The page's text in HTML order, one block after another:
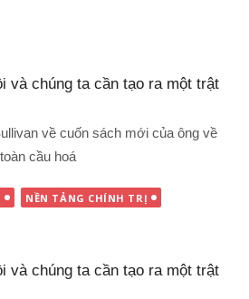
và chúng ta cần tạo ra một trật
về cuốn sách mới của ông về
cầu hoá
NỀN TẢNG CHÍNH TRỊ
và chúng ta cần tạo ra một trật